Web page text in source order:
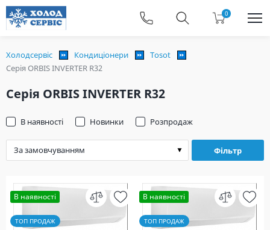
0
Холодсервіс Кондиціонери
Tosot
Серія ORBIS INVERTER R32
Серія ORBIS INVERTER R32
Фільтр
В наявності Новинки Розпродаж
В наявності
ТОП ПРОДАЖ
В наявності
ТОП ПРОДАЖ